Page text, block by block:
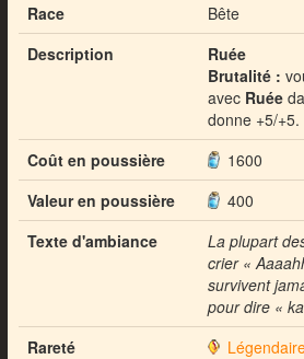
Race
Bête
Description
Ruée
Brutalité :
avec Ruée
donne +5/+5.
Coût en poussière
1600
Valeur en poussière
400
Texte d'ambiance
La plupart
crier «
survivent
pour dire «
Rareté